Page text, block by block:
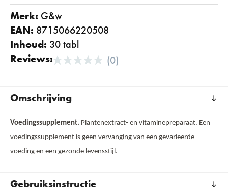
Merk:
g&w
EAN: 8715066220508
Inhoud: 30 tabl
Reviews:
(0)
Omschrijving
Voedingssupplement. Plantenextract- en vitaminepreparaat. Een
voedingssupplement is geen vervanging van een gevarieerde
voeding en een gezonde levensstijl.
Gebruiksinstructie